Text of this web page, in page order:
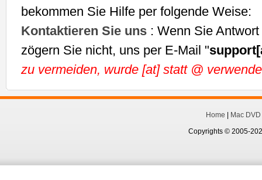
bekommen Sie Hilfe per folgende Weise:
Kontaktieren Sie uns : Wenn Sie
zögern Sie nicht, uns per E-Mail "
zu vermeiden, wurde [at] statt @
Home
Mac
Copyrights © 2005-